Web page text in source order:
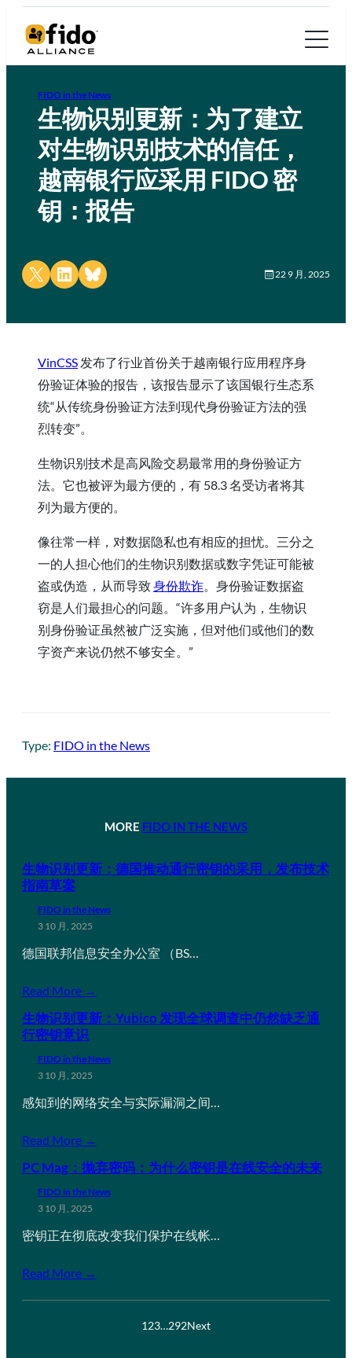
FIDO in the News
生物识别更新：为了建立
对生物识别技术的信任，
越南银行应采用 FIDO 密
钥：报告
Share on X Share on LinkedIn
Share on Bluesky 22 9 月, 2025
VinCSS 发布了行业首份关于越南银行应用程序身
份验证体验的报告，该报告显示了该国银行生态系
统“从传统身份验证方法到现代身份验证方法的强
烈转变”。
生物识别技术是高风险交易最常用的身份验证方
法。它也被评为最方便的，有 58.3 名受访者将其
列为最方便的。
像往常一样，对数据隐私也有相应的担忧。三分之
一的人担心他们的生物识别数据或数字凭证可能被
盗或伪造，从而导致身份欺诈。身份验证数据盗
窃是人们最担心的问题。“许多用户认为，生物识
别身份验证虽然被广泛实施，但对他们或他们的数
字资产来说仍然不够安全。”
Type: FIDO in the News
MORE FIDO IN THE NEWS
生物识别更新：德国推动通行密钥的采用，发布技术
指南草案
FIDO in the News
3 10 月, 2025
德国联邦信息安全办公室 （BS…
Read More →
生物识别更新：Yubico 发现全球调查中仍然缺乏通
行密钥意识
FIDO in the News
3 10 月, 2025
感知到的网络安全与实际漏洞之间…
Read More →
PC Mag：抛弃密码：为什么密钥是在线安全的未来
FIDO in the News
3 10 月, 2025
密钥正在彻底改变我们保护在线帐…
Read More →
123…292Next